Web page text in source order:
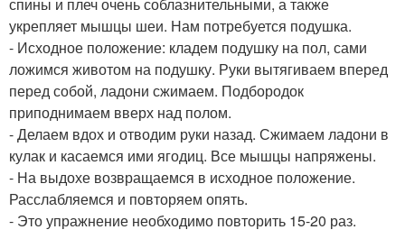
укрепляет мышцы шеи. Нам потребуется подушка.
- Исходное положение: кладем подушку на пол, сами
ложимся животом на подушку. Руки вытягиваем вперед
перед собой, ладони сжимаем. Подбородок
приподнимаем вверх над полом.
- Делаем вдох и отводим руки назад. Сжимаем ладони в
кулак и касаемся ими ягодиц. Все мышцы напряжены.
- На выдохе возвращаемся в исходное положение.
Расслабляемся и повторяем опять.
- Это упражнение необходимо повторить 15-20 раз.